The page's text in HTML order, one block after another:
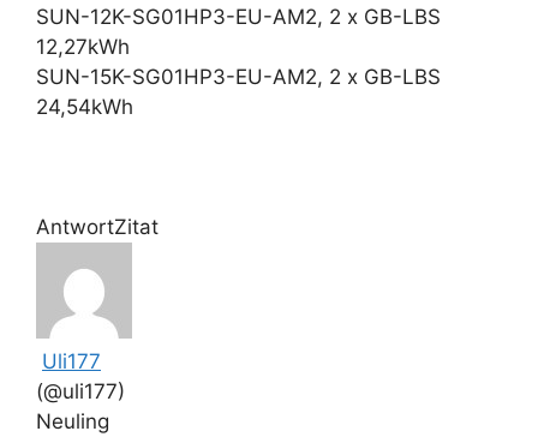
SUN-12K-SG01HP3-EU-AM2, 2 x GB-LBS
12,27kWh
SUN-15K-SG01HP3-EU-AM2, 2 x GB-LBS
24,54kWh
AntwortZitat
Uli177
(@uli177)
Neuling